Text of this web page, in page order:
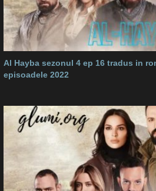
Al Hayba sezonul 4 ep 16 tradus in
episoadele 2022